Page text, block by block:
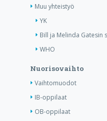
Muu yhteistyö
YK
Bill ja Melinda Gatesin
WHO
Nuorisovaihto
Vaihtomuodot
IB-oppilaat
OB-oppilaat